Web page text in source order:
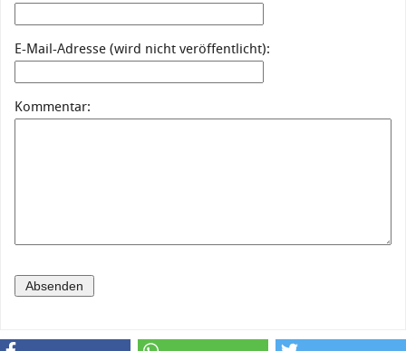
E-Mail-Adresse (wird nicht veröffentlicht):
Kommentar: